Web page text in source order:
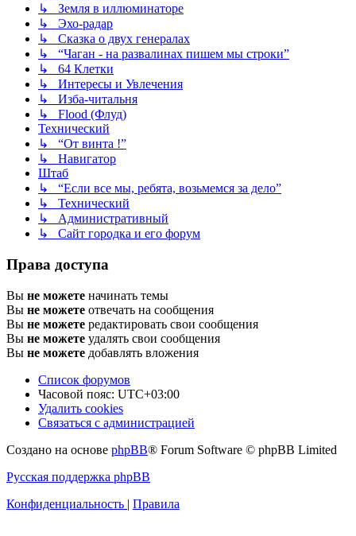
↳ Земля в иллюминаторе
↳ Эхо-радар
↳ Сказка о двух генералах
↳ “Чаган - на развалинах пишем мы строки”
↳ 64 Клетки
↳ Интересы и Увлечения
↳ Изба-читальня
↳ Flood (Флуд)
Технический
↳ “От винта !”
↳ Навигатор
Штаб
↳ “Если все мы, ребята, возьмемся за дело”
↳ Технический
↳ Административный
↳ Сайт городка и его форум
Права доступа
Вы не можете начинать темы
Вы не можете отвечать на сообщения
Вы не можете редактировать свои сообщения
Вы не можете удалять свои сообщения
Вы не можете добавлять вложения
Список форумов
Часовой пояс: UTC+03:00
Удалить cookies
Связаться с администрацией
Создано на основе phpBB® Forum Software © phpBB Limited
Русская поддержка phpBB
Конфиденциальность | Правила